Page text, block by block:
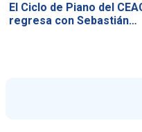
El Ciclo de Piano del
regresa con Sebastián…